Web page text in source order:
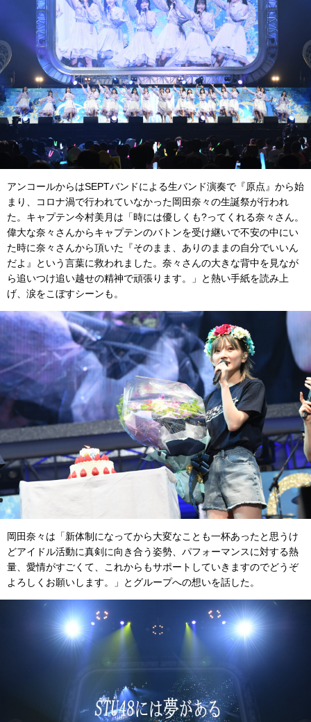
アンコールからはSEPTバンドによる生バンド演奏で『原点』から始
まり、コロナ渦で行われていなかった岡田奈々の生誕祭が行われ
た。キャプテン今村美月は「時には優しくも?ってくれる奈々さん。
偉大な奈々さんからキャプテンのバトンを受け継いで不安の中にい
た時に奈々さんから頂いた『そのまま、ありのままの自分でいいん
だよ』という言葉に救われました。奈々さんの大きな背中を見なが
ら追いつけ追い越せの精神で頑張ります。」と熱い手紙を読み上
げ、涙をこぼすシーンも。
岡田奈々は「新体制になってから大変なことも一杯あったと思うけ
どアイドル活動に真剣に向き合う姿勢、パフォーマンスに対する熱
量、愛情がすごくて、これからもサポートしていきますのでどうぞ
よろしくお願いします。」とグループへの想いを話した。